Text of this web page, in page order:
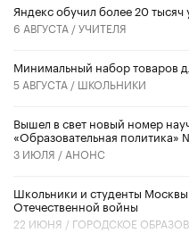
​Яндекс обучил более 20
6 АВГУСТА /УЧИТЕЛЯ
Минимальный набор товаров
5 АВГУСТА / ШКОЛЬНИКИ
Вышел в свет новый номер
«Образовательная политика»
3 ИЮЛЯ / АНОНС
Школьники и студенты
Отечественной войны
22 ИЮНЯ / ГОРОДСКОЕ